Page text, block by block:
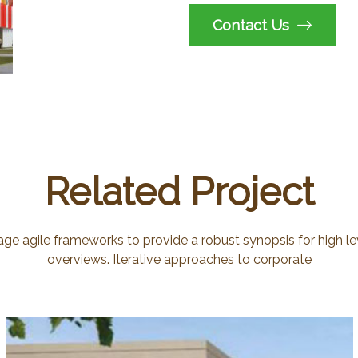
Contact Us
Related Project
agile frameworks to provide a robust synopsis for high
overviews. Iterative approaches to corporate